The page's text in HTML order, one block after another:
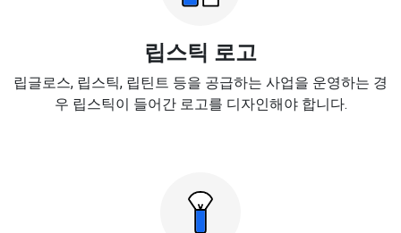
립스틱 로고
립글로스, 립스틱, 립틴트 등을 공급하는 사업을 운영하는 경
우 립스틱이 들어간 로고를 디자인해야 합니다.